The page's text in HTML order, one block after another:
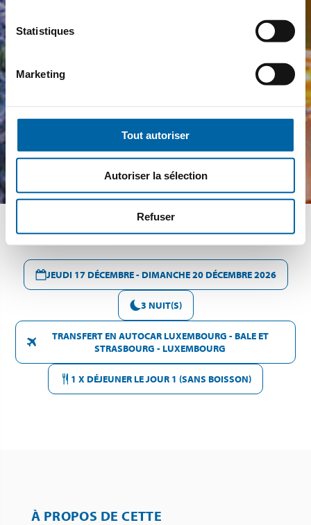
Statistiques
Marketing
Tout autoriser
Autoriser la sélection
Refuser
JEUDI 17 DÉCEMBRE - DIMANCHE 20 DÉCEMBRE 2026
3 NUIT(S)
TRANSFERT EN AUTOCAR LUXEMBOURG - BALE ET
STRASBOURG - LUXEMBOURG
1 X DÉJEUNER LE JOUR 1 (SANS BOISSON)
À PROPOS DE CETTE